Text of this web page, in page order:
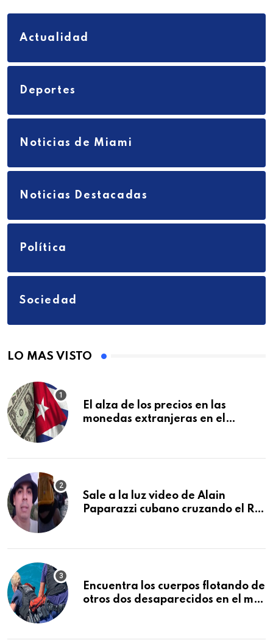
Actualidad
Deportes
Noticias de Miami
Noticias Destacadas
Política
Sociedad
LO MAS VISTO
El alza de los precios en las
monedas extranjeras en el
Sale a la luz video de Alain
Paparazzi cubano cruzando el Río
Encuentra los cuerpos flotando de
otros dos desaparecidos en el mar